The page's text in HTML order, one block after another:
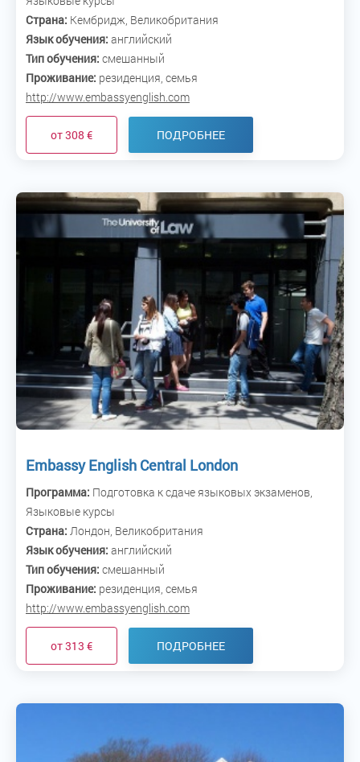
Страна: Кембридж, Великобритания
Язык обучения: английский
Тип обучения: смешанный
Проживание: резиденция, семья
http://www.embassyenglish.com
от 308 € ПОДРОБНЕЕ
Embassy English Central London
Программа: Подготовка к сдаче языковых экзаменов,
Языковые курсы
Страна: Лондон, Великобритания
Язык обучения: английский
Тип обучения: смешанный
Проживание: резиденция, семья
http://www.embassyenglish.com
от 313 € ПОДРОБНЕЕ